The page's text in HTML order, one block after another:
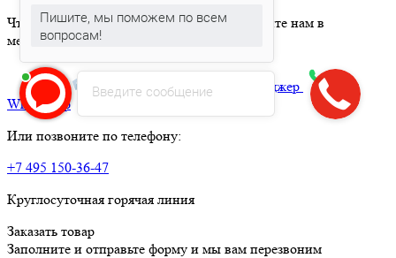
Чтобы вызвать ритуального агента, напишите нам в
мессенджер:
max Telegram
Яндекс.Месенджер
What’sApp
Или позвоните по телефону:
+7 495 150-36-47
Круглосуточная горячая линия
Заказать товар
Заполните и отправьте форму и мы вам перезвоним
Введите сообщение
Пишите, мы поможем по всем
вопросам!